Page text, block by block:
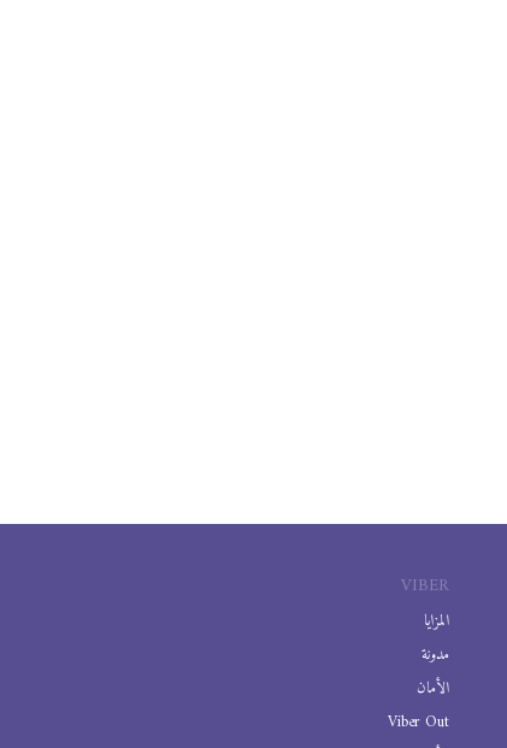
VIBER
المزايا
مدونة
الأمان
Viber Out